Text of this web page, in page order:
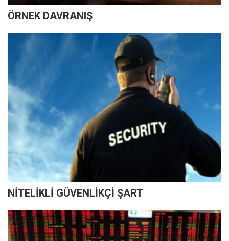
ÖRNEK DAVRANIŞ
NİTELİKLİ GÜVENLİKÇİ ŞART